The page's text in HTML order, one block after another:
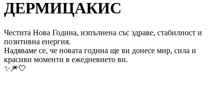
ДЕРМИЦАКИС
Честита Нова Година, изпълнена със здраве, стабилност и
позитивна енергия.
Надяваме се, че новата година ще ви донесе мир, сила и
красиви моменти в ежедневието ви.
✨🎆🤍